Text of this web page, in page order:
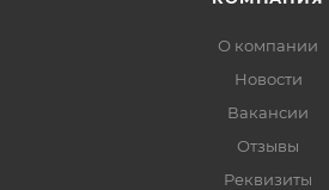
О компании
Новости
Вакансии
Отзывы
Реквизиты